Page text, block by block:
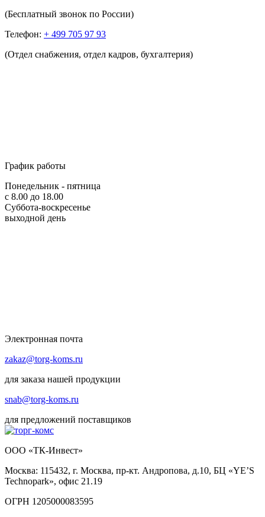
(Бесплатный звонок по России)
Телефон: + 499 705 97 93
(Отдел снабжения, отдел кадров, бухгалтерия)
График работы
Понедельник - пятница
с 8.00 до 18.00
Суббота-воскресенье
выходной день
Электронная почта
zakaz@torg-koms.ru
для заказа нашей продукции
snab@torg-koms.ru
для предложений поставщиков
ООО «ТК-Инвест»
Москва: 115432, г. Москва, пр-кт. Андропова, д.10, БЦ «YE’S
Technopark», офис 21.19
ОГРН 1205000083595